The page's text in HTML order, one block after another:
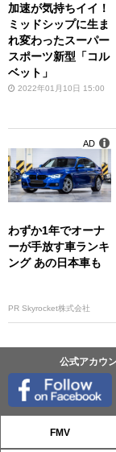
加速が気持ちイイ！
ミッドシップに生ま
れ変わったスーパー
スポーツ新型「コル
ベット」
2022年01月10日 15:00
わずか1年でオーナ
ーが手放す車ランキ
ング あの日本車も
PR Skyrocket株式会社
AD
公式アカウ
FMV